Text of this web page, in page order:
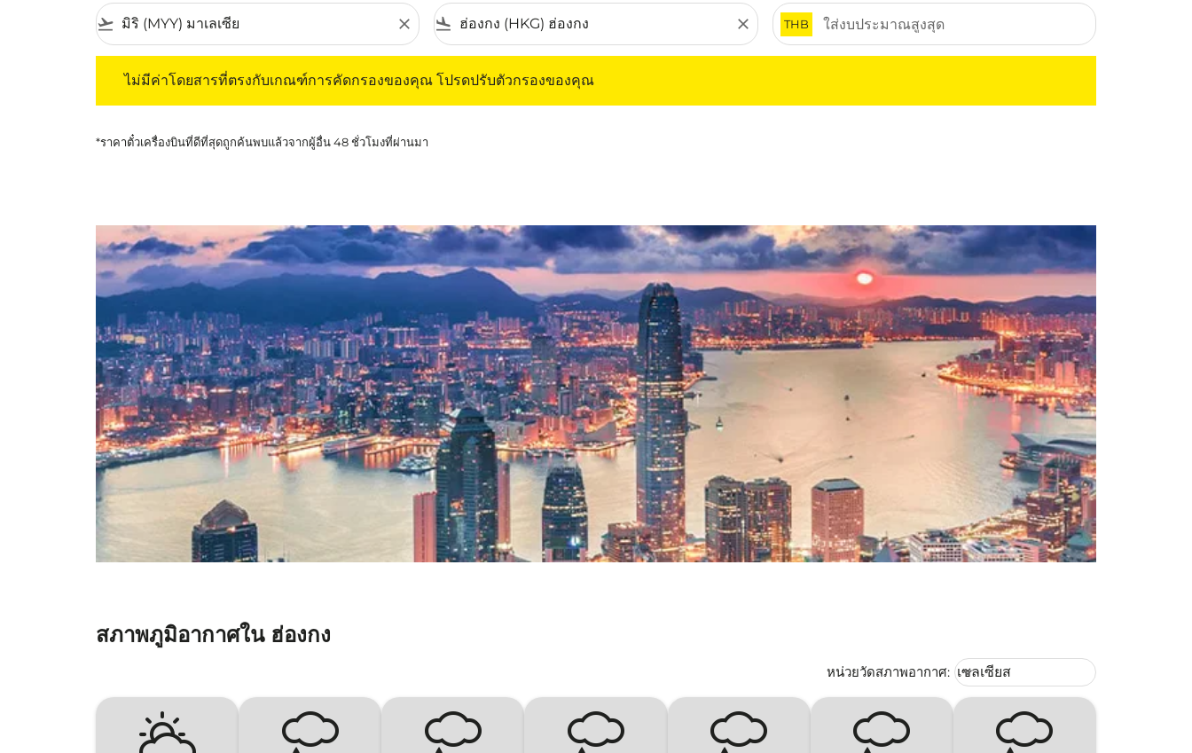
flight_takeoff close flight_land close THB
ไม่มีค่าโดยสารที่ตรงกับเกณฑ์การคัดกรองของคุณ โปรดปรับตัวกรองของคุณ
*ราคาตั๋วเครื่องบินที่ดีที่สุดถูกค้นพบแล้วจากผู้อื่น 48 ชั่วโมงที่ผ่านมา
สภาพภูมิอากาศใน ฮ่องกง
หน่วยวัดสภาพอากาศ: Weather unit option เซลเซียส
เซลเซียส
keyboard_arrow_down